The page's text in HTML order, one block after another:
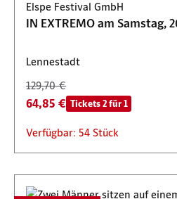
Elspe Festival GmbH
IN EXTREMO am Samstag,
Lennestadt
129,70 €
64,85 € Tickets 2 für 1
Verfügbar: 54 Stück